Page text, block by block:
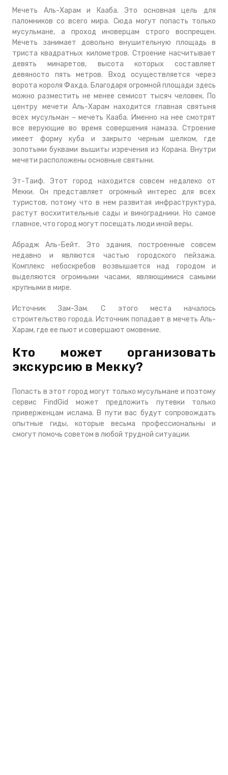
Мечеть Аль-Харам и Кааба. Это основная цель для
паломников со всего мира. Сюда могут попасть только
мусульмане, а проход иноверцам строго воспрещен.
Мечеть занимает довольно внушительную площадь в
триста квадратных километров. Строение насчитывает
девять минаретов, высота которых составляет
девяносто пять метров. Вход осуществляется через
ворота короля Фахда. Благодаря огромной площади здесь
можно разместить не менее семисот тысяч человек. По
центру мечети Аль-Харам находится главная святыня
всех мусульман – мечеть Кааба. Именно на нее смотрят
все верующие во время совершения намаза. Строение
имеет форму куба и закрыто черным шелком, где
золотыми буквами вышиты изречения из Корана. Внутри
мечети расположены основные святыни.
Эт-Таиф. Этот город находится совсем недалеко от
Мекки. Он представляет огромный интерес для всех
туристов, потому что в нем развитая инфраструктура,
растут восхитительные сады и виноградники. Но самое
главное, что город могут посещать люди иной веры.
Абрадж Аль-Бейт. Это здания, построенные совсем
недавно и являются частью городского пейзажа.
Комплекс небоскребов возвышается над городом и
выделяются огромными часами, являющимися самыми
крупными в мире.
Источник Зам-Зам. С этого места началось
строительство города. Источник попадает в мечеть Аль-
Харам, где ее пьют и совершают омовение.
Кто может организовать
экскурсию в Мекку?
Попасть в этот город могут только мусульмане и поэтому
сервис FindGid может предложить путевки только
приверженцам ислама. В пути вас будут сопровождать
опытные гиды, которые весьма профессиональны и
смогут помочь советом в любой трудной ситуации.